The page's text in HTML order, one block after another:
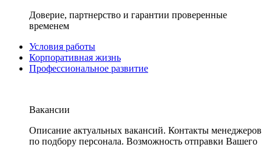
Доверие, партнерство и гарантии проверенные
временем
Условия работы
Корпоративная жизнь
Профессиональное развитие
Вакансии
Описание актуальных вакансий. Контакты менеджеров
по подбору персонала. Возможность отправки Вашего